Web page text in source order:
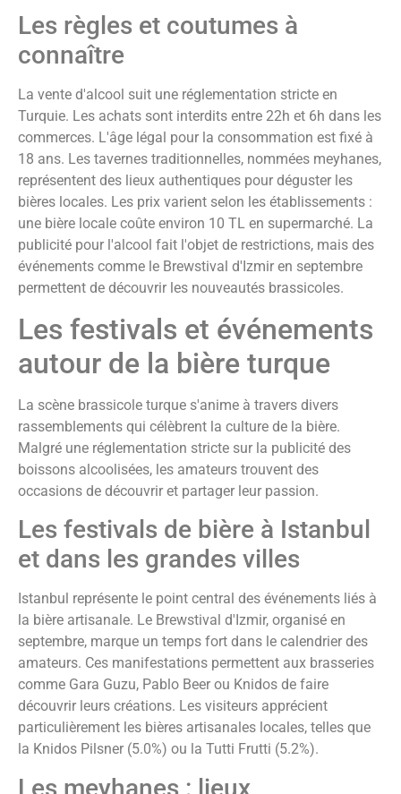
Les règles et coutumes à
connaître
La vente d'alcool suit une réglementation stricte en
Turquie. Les achats sont interdits entre 22h et 6h dans les
commerces. L'âge légal pour la consommation est fixé à
18 ans. Les tavernes traditionnelles, nommées meyhanes,
représentent des lieux authentiques pour déguster les
bières locales. Les prix varient selon les établissements :
une bière locale coûte environ 10 TL en supermarché. La
publicité pour l'alcool fait l'objet de restrictions, mais des
événements comme le Brewstival d'Izmir en septembre
permettent de découvrir les nouveautés brassicoles.
Les festivals et événements
autour de la bière turque
La scène brassicole turque s'anime à travers divers
rassemblements qui célèbrent la culture de la bière.
Malgré une réglementation stricte sur la publicité des
boissons alcoolisées, les amateurs trouvent des
occasions de découvrir et partager leur passion.
Les festivals de bière à Istanbul
et dans les grandes villes
Istanbul représente le point central des événements liés à
la bière artisanale. Le Brewstival d'Izmir, organisé en
septembre, marque un temps fort dans le calendrier des
amateurs. Ces manifestations permettent aux brasseries
comme Gara Guzu, Pablo Beer ou Knidos de faire
découvrir leurs créations. Les visiteurs apprécient
particulièrement les bières artisanales locales, telles que
la Knidos Pilsner (5.0%) ou la Tutti Frutti (5.2%).
Les meyhanes : lieux